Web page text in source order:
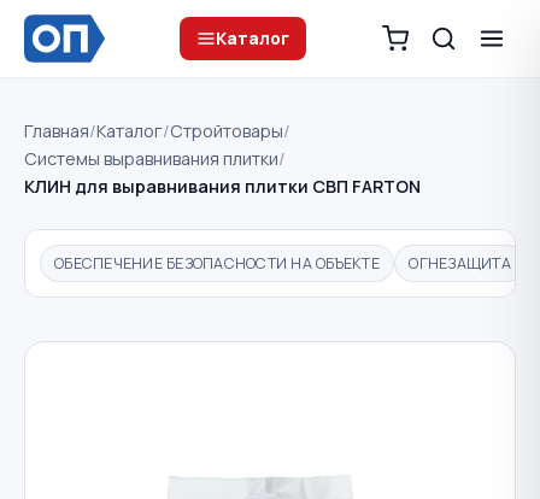
Каталог
Главная/Каталог/Стройтовары/
Системы выравнивания плитки/
КЛИН для выравнивания плитки СВП FARTON
ОБЕСПЕЧЕНИЕ БЕЗОПАСНОСТИ НА ОБЪЕКТЕ ОГНЕЗАЩИТА